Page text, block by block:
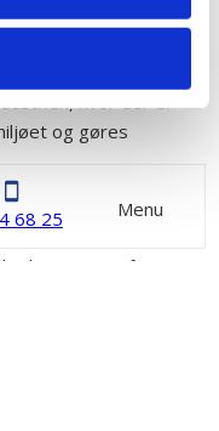
68 25 Menu
andet
og gøres
er lavet af rustfrit
leveret rustfri